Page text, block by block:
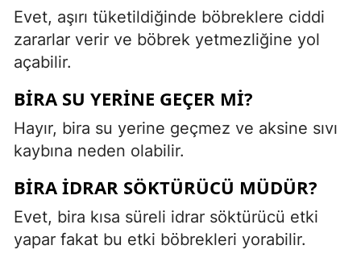
Evet, aşırı tüketildiğinde böbreklere ciddi
zararlar verir ve böbrek yetmezliğine yol
açabilir.
BIRA SU YERINE GEÇER MI?
Hayır, bira su yerine geçmez ve aksine sıvı
kaybına neden olabilir.
BIRA IDRAR SÖKTÜRÜCÜ MÜDÜR?
Evet, bira kısa süreli idrar söktürücü etki
yapar fakat bu etki böbrekleri yorabilir.